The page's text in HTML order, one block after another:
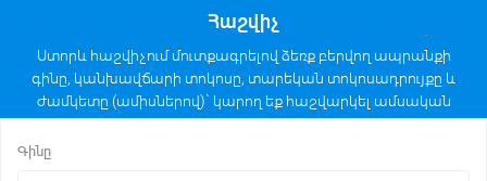
Հաշվիչ
Ստորև հաշվիչում մուտքագրելով ձեռք բերվող ապրանքի
գինը, կանխավճարի տոկոսը, տարեկան տոկոսադրույքը և
ժամկետը (ամիսներով)` կարող եք հաշվարկել ամսական
մարումների մեծությունը անուիտետային հաշվարկի
Գինը